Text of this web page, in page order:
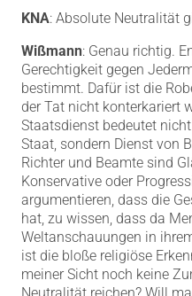
KNA: Absolute Neutralität
Wißmann: Genau richtig.
Gerechtigkeit gegen
bestimmt. Dafür ist die
der Tat nicht konterkariert
Staatsdienst bedeutet
Staat, sondern Dienst von
Richter und Beamte sind
Konservative oder
argumentieren, dass die
hat, zu wissen, dass da
Weltanschauungen in
ist die bloße religiöse
meiner Sicht noch keine